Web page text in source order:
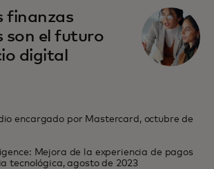
finanzas
son el futuro
digital
encargado por Mastercard, octubre de
Mejora de la experiencia de pagos
tecnológica, agosto de 2023